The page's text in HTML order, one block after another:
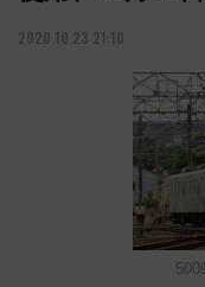
2020.10.23 21:10